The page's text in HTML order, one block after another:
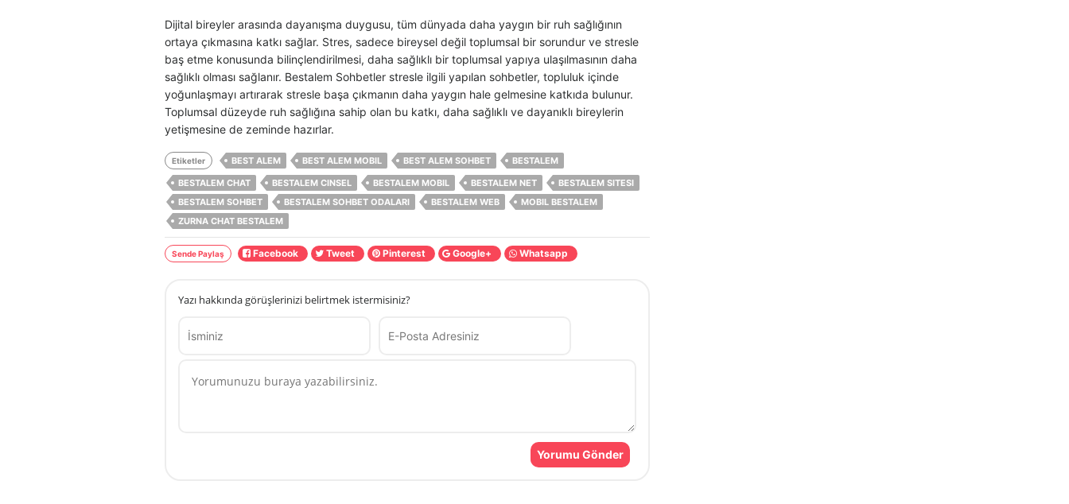
Dijital bireyler arasında dayanışma duygusu, tüm dünyada daha yaygın bir ruh sağlığının
ortaya çıkmasına katkı sağlar. Stres, sadece bireysel değil toplumsal bir sorundur ve stresle
baş etme konusunda bilinçlendirilmesi, daha sağlıklı bir toplumsal yapıya ulaşılmasının daha
sağlıklı olması sağlanır. Bestalem Sohbetler stresle ilgili yapılan sohbetler, topluluk içinde
yoğunlaşmayı artırarak stresle başa çıkmanın daha yaygın hale gelmesine katkıda bulunur.
Toplumsal düzeyde ruh sağlığına sahip olan bu katkı, daha sağlıklı ve dayanıklı bireylerin
yetişmesine de zeminde hazırlar.
Etiketler BEST ALEM BEST ALEM MOBIL BEST ALEM SOHBET
BESTALEM
BESTALEM CHAT
BESTALEM CINSEL BESTALEM MOBIL BESTALEM NET
BESTALEM SITESI
BESTALEM SOHBET
BESTALEM SOHBET ODALARI BESTALEM WEB
MOBIL BESTALEM
ZURNA CHAT BESTALEM
Sende Paylaş Facebook Tweet Pinterest Google+ Whatsapp
Yazı hakkında görüşlerinizi belirtmek istermisiniz?